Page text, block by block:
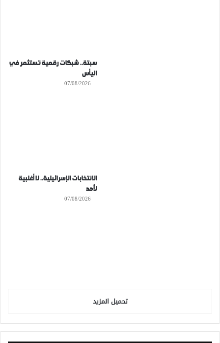
سبتة.. شبكات رقمية تستثمر في
اليأس
07/08/2026
الانتخابات الإسرائيلية.. لا أغلبية
لأحد
07/08/2026
تحميل المزيد